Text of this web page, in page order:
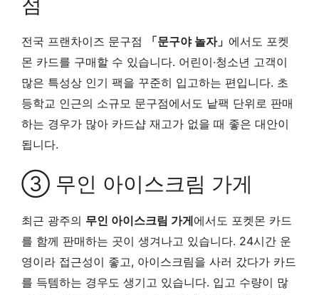
전국 프랜차이즈 문구점 「문구야 놀자」 에서도 포켓
몬 카드를 구매할 수 있습니다. 어린이·청소년 고객이
많은 특성상 인기 팩을 꾸준히 입고하는 편입니다. 초
등학교 인근의 소규모 문구점에서도 낱팩 단위로 판매
하는 경우가 많아 카드샵 재고가 없을 때 좋은 대안이
됩니다.
③ 무인 아이스크림 가게
최근 광주의 무인 아이스크림 가게에서도 포켓몬 카드
를 함께 판매하는 곳이 생겨나고 있습니다. 24시간 운
영이라 접근성이 좋고, 아이스크림을 사러 갔다가 카드
를 득템하는 경우도 생기고 있습니다. 입고 수량이 많